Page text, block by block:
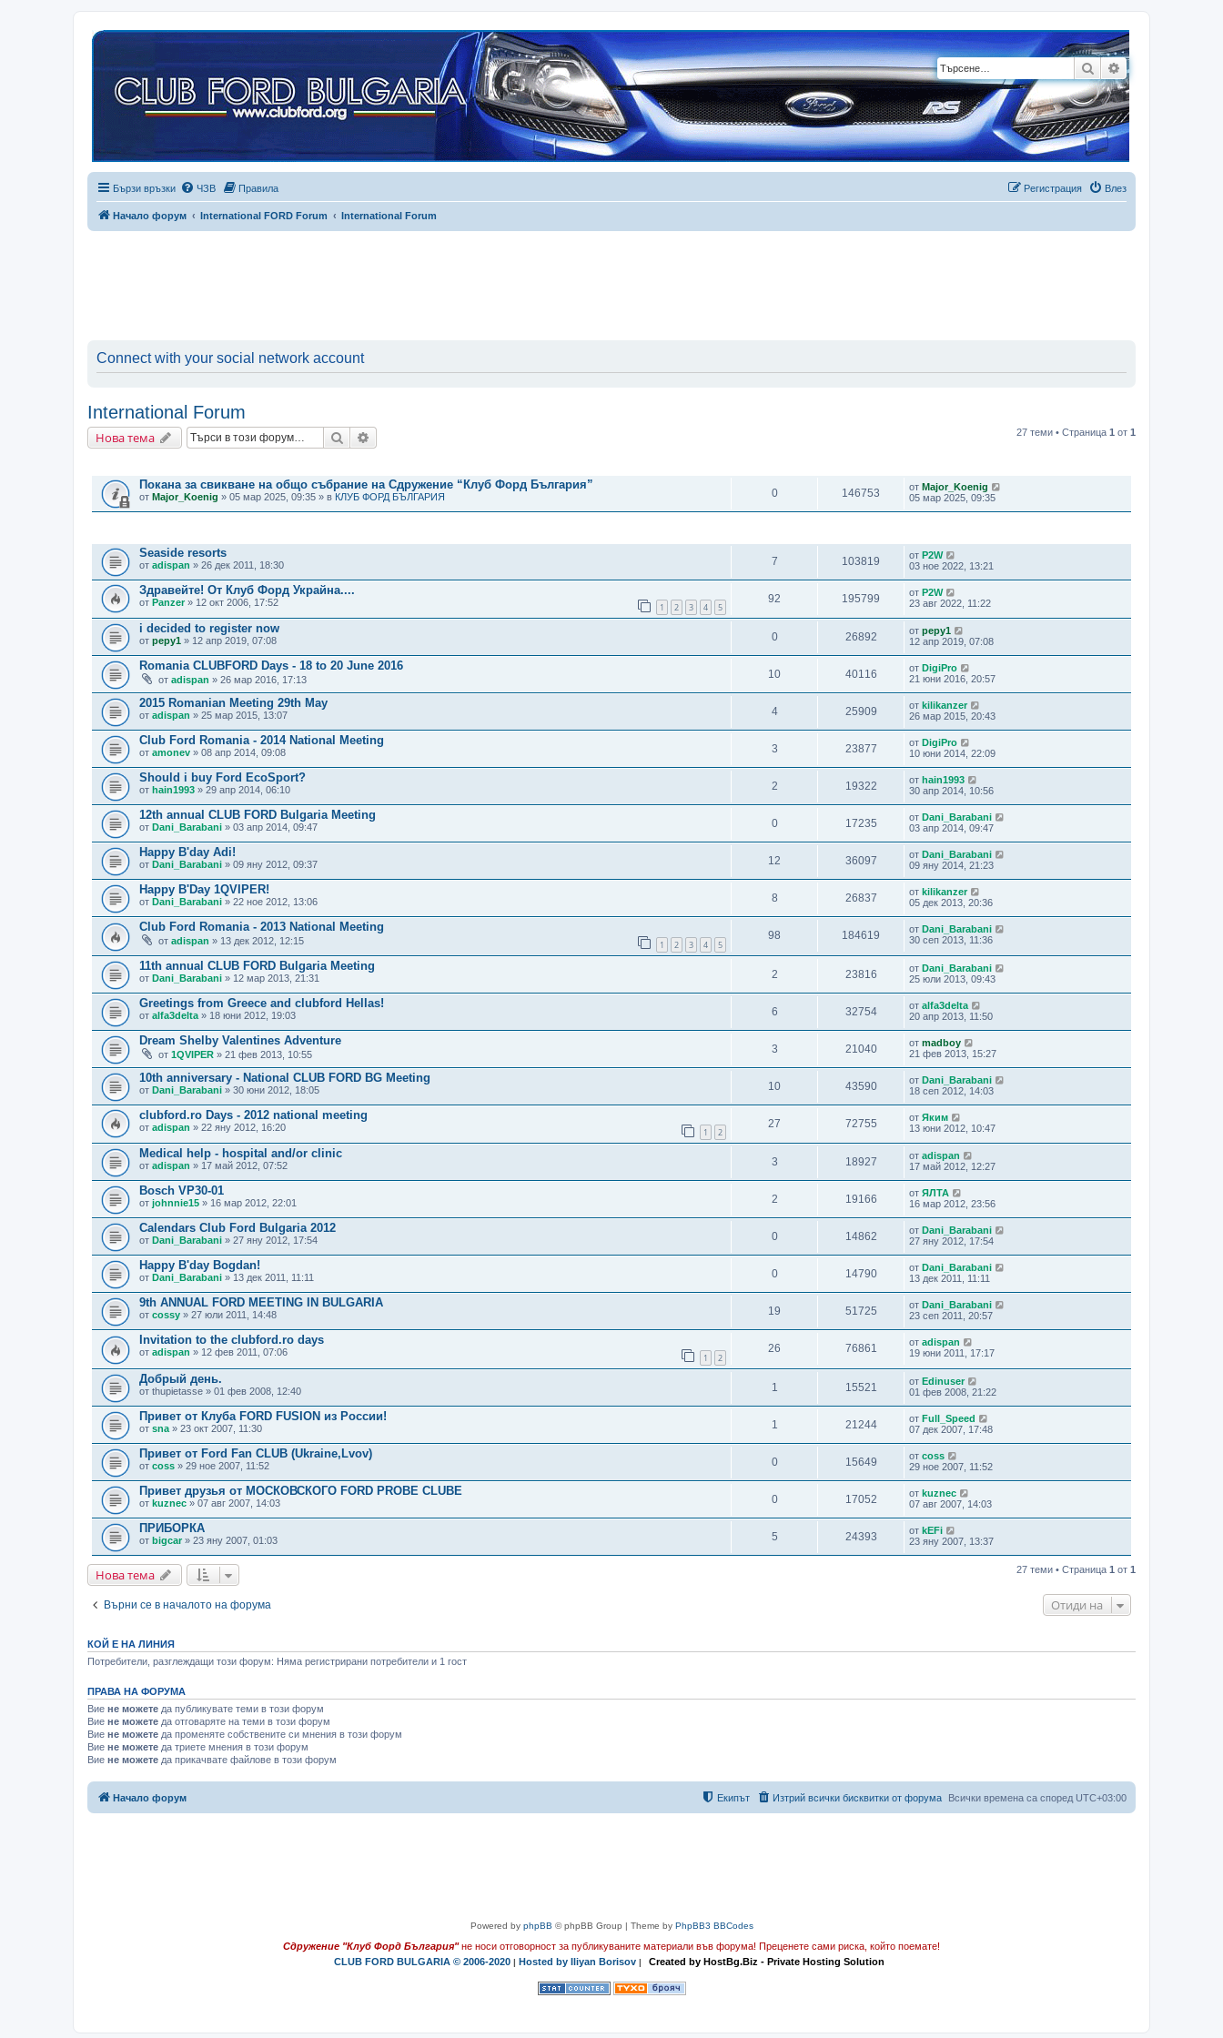
ТърсенеРазширено
Бързи връзки ЧЗВ Правила Влез
Регистрация
Начало форум International FORD Forum International Forum
Connect with your social network account
International Forum
Нова тема Търсене 27 теми • Страница 1 от 1
Покана за свикване на общо събрание на Сдружение “Клуб Форд България”
от Major_Koenig » 05 мар 2025, 09:35 » в КЛУБ ФОРД БЪЛГАРИЯ 0 146753 от Major_Koenig
05 мар 2025, 09:35
Seaside resorts
от adispan » 26 дек 2011, 18:30 7 103819 от P2W
03 ное 2022, 13:21
Здравейте! От Клуб Форд Украйна....
от Panzer» 12 окт 2006, 17:52 1 2 3 4 5
92 195799 от P2W
23 авг 2022, 11:22
i decided to register now
от pepy1 » 12 апр 2019, 07:08 0 26892 от pepy1
12 апр 2019, 07:08
Romania CLUBFORD Days - 18 to 20 June 2016
от adispan » 26 мар 2016, 17:13 10 40116 от DigiPro
21 юни 2016, 20:57
2015 Romanian Meeting 29th May
от adispan » 25 мар 2015, 13:07 4 25909 от kilikanzer
26 мар 2015, 20:43
Club Ford Romania - 2014 National Meeting
от amonev » 08 апр 2014, 09:08 3 23877 от DigiPro
10 юни 2014, 22:09
Should i buy Ford EcoSport?
от hain1993 » 29 апр 2014, 06:10 2 19322 от hain1993
30 апр 2014, 10:56
12th annual CLUB FORD Bulgaria Meeting
от Dani_Barabani » 03 апр 2014, 09:47 0 17235 от Dani_Barabani
03 апр 2014, 09:47
Happy B'day Adi!
от Dani_Barabani » 09 яну 2012, 09:37 12 36097 от Dani_Barabani
09 яну 2014, 21:23
Happy B'Day 1QVIPER!
от Dani_Barabani » 22 ное 2012, 13:06 8 26837 от kilikanzer
05 дек 2013, 20:36
Club Ford Romania - 2013 National Meeting
от adispan » 13 дек 2012, 12:15 1 2 3 4 5
98 184619 от Dani_Barabani
30 сеп 2013, 11:36
11th annual CLUB FORD Bulgaria Meeting
от Dani_Barabani » 12 мар 2013, 21:31 2 23816 от Dani_Barabani
25 юли 2013, 09:43
Greetings from Greece and clubford Hellas!
от alfa3delta » 18 юни 2012, 19:03 6 32754 от alfa3delta
20 апр 2013, 11:50
Dream Shelby Valentines Adventure
от 1QVIPER » 21 фев 2013, 10:55 3 21040 от madboy
21 фев 2013, 15:27
10th anniversary - National CLUB FORD BG Meeting
от Dani_Barabani » 30 юни 2012, 18:05 10 43590 от Dani_Barabani
18 сеп 2012, 14:03
clubford.ro Days - 2012 national meeting
от adispan » 22 яну 2012, 16:20 1 2
27 72755 от Яким
13 юни 2012, 10:47
Medical help - hospital and/or clinic
от adispan » 17 май 2012, 07:52 3 18927 от adispan
17 май 2012, 12:27
Bosch VP30-01
от johnnie15 » 16 мар 2012, 22:01 2 19166 от ЯЛТА
16 мар 2012, 23:56
Calendars Club Ford Bulgaria 2012
от Dani_Barabani » 27 яну 2012, 17:54 0 14862 от Dani_Barabani
27 яну 2012, 17:54
Happy B'day Bogdan!
от Dani_Barabani » 13 дек 2011, 11:11 0 14790 от Dani_Barabani
13 дек 2011, 11:11
9th ANNUAL FORD MEETING IN BULGARIA
от cossy » 27 юли 2011, 14:48 19 51725 от Dani_Barabani
23 сеп 2011, 20:57
Invitation to the clubford.ro days
от adispan » 12 фев 2011, 07:06 1 2
26 76861 от adispan
19 юни 2011, 17:17
Добрый день.
от thupietasse » 01 фев 2008, 12:40 1 15521 от Edinuser
01 фев 2008, 21:22
Привет от Клуба FORD FUSION из России!
от sna » 23 окт 2007, 11:30 1 21244 от Full_Speed
07 дек 2007, 17:48
Привет от Ford Fan CLUB (Ukraine,Lvov)
от coss » 29 ное 2007, 11:52 0 15649 от coss
29 ное 2007, 11:52
Привет друзья от МОСКОВСКОГО FORD PROBE CLUBE
от kuznec » 07 авг 2007, 14:03 0 17052 от kuznec
07 авг 2007, 14:03
ПРИБОРКА
от bigcar » 23 яну 2007, 01:03 5 24393 от kEFi
23 яну 2007, 13:37
Нова тема 27 теми • Страница 1 от 1
Върни се в началото на форума Отиди на
КОЙ Е НА ЛИНИЯ
Потребители, разглеждащи този форум: Няма регистрирани потребители и 1 гост
ПРАВА НА ФОРУМА
Вие не можете да публикувате теми в този форум
Вие не можете да отговаряте на теми в този форум
Вие не можете да променяте собствените си мнения в този форум
Вие не можете да триете мнения в този форум
Вие не можете да прикачвате файлове в този форум
Начало форум Всички времена са според UTC+03:00
Изтрий всички бисквитки от форума
Екипът
Powered by phpBB © phpBB Group | Theme by PhpBB3 BBCodes
Сдружение "Клуб Форд България" не носи отговорност за публикуваните материали във форума! Преценете сами риска, който поемате!
CLUB FORD BULGARIA © 2006-2020 | Hosted by Iliyan Borisov | Created by HostBg.Biz - Private Hosting Solution